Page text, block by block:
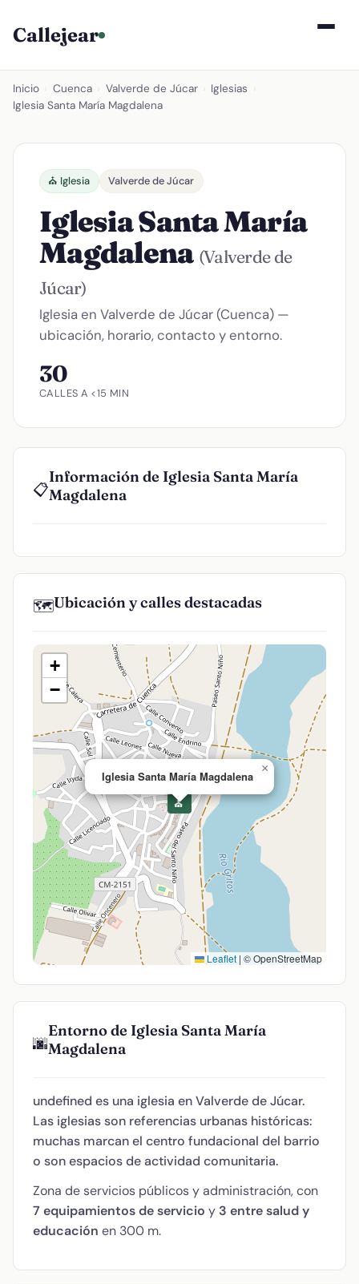
Callejear
Inicio Cuenca Valverde de Júcar Iglesias
Iglesia Santa María Magdalena
⛪ Iglesia Valverde de Júcar
Iglesia Santa María
Magdalena (Valverde de
Júcar)
Iglesia en Valverde de Júcar (Cuenca) —
ubicación, horario, contacto y entorno.
30
CALLES A <15 MIN
📋
Información de Iglesia Santa María
Magdalena
🗺️Ubicación y calles destacadas
⛪
Iglesia Santa María Magdalena
×
+
−
Leaflet | © OpenStreetMap
🌆
Entorno de Iglesia Santa María
Magdalena
undefined es una iglesia en Valverde de Júcar.
Las iglesias son referencias urbanas históricas:
muchas marcan el centro fundacional del barrio
o son espacios de actividad comunitaria.
Zona de servicios públicos y administración, con
7 equipamientos de servicio y 3 entre salud y
educación en 300 m.